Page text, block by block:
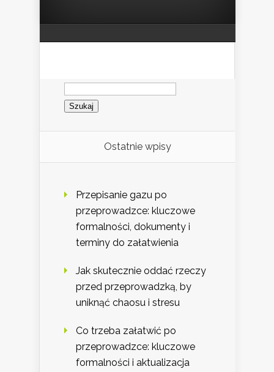
Szukaj:
Ostatnie wpisy
Przepisanie gazu po
przeprowadzce: kluczowe
formalności, dokumenty i
terminy do załatwienia
Jak skutecznie oddać rzeczy
przed przeprowadzką, by
uniknąć chaosu i stresu
Co trzeba załatwić po
przeprowadzce: kluczowe
formalności i aktualizacja